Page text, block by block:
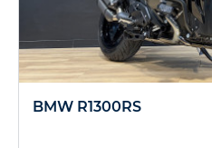
BMW R1300RS